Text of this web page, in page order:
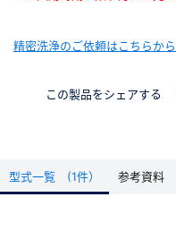
精密洗浄のご依頼はこちらから
この製品をシェアする
型式一覧 (1件） 参考資料